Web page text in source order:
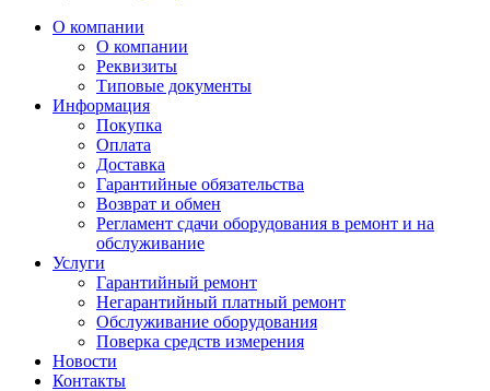
О компании
О компании
Реквизиты
Типовые документы
Информация
Покупка
Оплата
Доставка
Гарантийные обязательства
Возврат и обмен
Регламент сдачи оборудования в ремонт и на
обслуживание
Услуги
Гарантийный ремонт
Негарантийный платный ремонт
Обслуживание оборудования
Поверка средств измерения
Новости
Контакты